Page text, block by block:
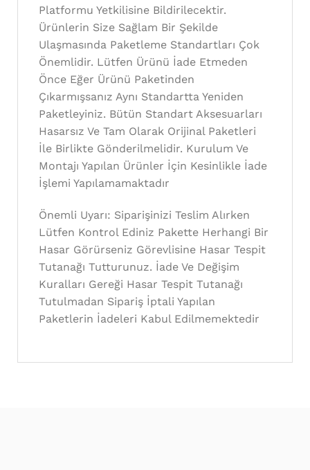
Platformu Yetkilisine Bildirilecektir.
Ürünlerin Size Sağlam Bir Şekilde
Ulaşmasında Paketleme Standartları Çok
Önemlidir. Lütfen Ürünü İade Etmeden
Önce Eğer Ürünü Paketinden
Çıkarmışsanız Aynı Standartta Yeniden
Paketleyiniz. Bütün Standart Aksesuarları
Hasarsız Ve Tam Olarak Orijinal Paketleri
İle Birlikte Gönderilmelidir. Kurulum Ve
Montajı Yapılan Ürünler İçin Kesinlikle İade
İşlemi Yapılamamaktadır
Önemli Uyarı: Siparişinizi Teslim Alırken
Lütfen Kontrol Ediniz Pakette Herhangi Bir
Hasar Görürseniz Görevlisine Hasar Tespit
Tutanağı Tutturunuz. İade Ve Değişim
Kuralları Gereği Hasar Tespit Tutanağı
Tutulmadan Sipariş İptali Yapılan
Paketlerin İadeleri Kabul Edilmemektedir